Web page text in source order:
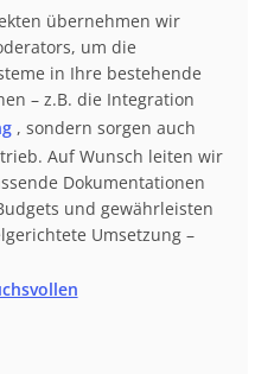
übernehmen wir
um die
in Ihre bestehende
– z.B. die Integration
, sondern sorgen auch
Auf Wunsch leiten wir
Dokumentationen
und gewährleisten
Umsetzung –